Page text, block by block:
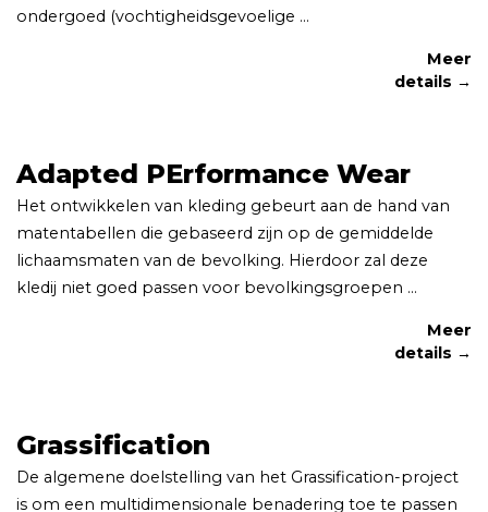
ondergoed (vochtigheidsgevoelige ...
Meer
details →
Adapted PErformance Wear
Het ontwikkelen van kleding gebeurt aan de hand van
matentabellen die gebaseerd zijn op de gemiddelde
lichaamsmaten van de bevolking. Hierdoor zal deze
kledij niet goed passen voor bevolkingsgroepen ...
Meer
details →
Grassification
De algemene doelstelling van het Grassification-project
is om een multidimensionale benadering toe te passen